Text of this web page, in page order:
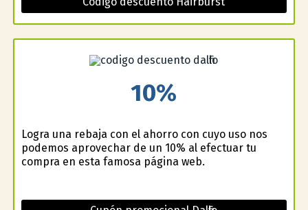
10%
Logra una rebaja con el ahorro con cuyo uso nos
podemos aprovechar de un 10% al efectuar tu
compra en esta famosa página web.